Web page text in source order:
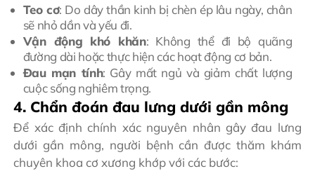
Teo cơ: Do dây thần kinh bị chèn ép lâu ngày, chân
sẽ nhỏ dần và yếu đi.
Vận động khó khăn: Không thể đi bộ quãng
đường dài hoặc thực hiện các hoạt động cơ bản.
Đau mạn tính: Gây mất ngủ và giảm chất lượng
cuộc sống nghiêm trọng.
4. Chẩn đoán đau lưng dưới gần mông
Để xác định chính xác nguyên nhân gây đau lưng
dưới gần mông, người bệnh cần được thăm khám
chuyên khoa cơ xương khớp với các bước: